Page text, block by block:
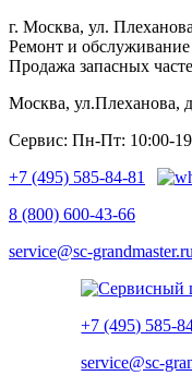
г. Москва, ул.
Ремонт и
Продажа запасных
Москва, ул.Плеханова,
Сервис: Пн-Пт: 10:00-
+7 (495) 585-84-81
8 (800) 600-43-66
service@sc-grandmaster.ru
+7 (495) 585-
service@sc-